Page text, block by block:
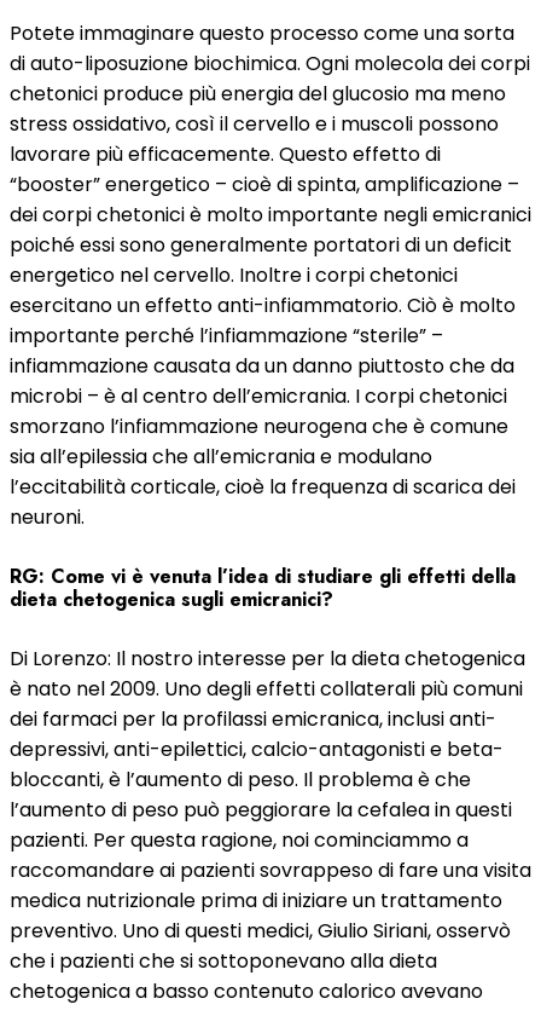
Potete immaginare questo processo come una sorta
di auto-liposuzione biochimica. Ogni molecola dei corpi
chetonici produce più energia del glucosio ma meno
stress ossidativo, così il cervello e i muscoli possono
lavorare più efficacemente. Questo effetto di
“booster” energetico – cioè di spinta, amplificazione –
dei corpi chetonici è molto importante negli emicranici
poiché essi sono generalmente portatori di un deficit
energetico nel cervello. Inoltre i corpi chetonici
esercitano un effetto anti-infiammatorio. Ciò è molto
importante perché l’infiammazione “sterile” –
infiammazione causata da un danno piuttosto che da
microbi – è al centro dell’emicrania. I corpi chetonici
smorzano l’infiammazione neurogena che è comune
sia all’epilessia che all’emicrania e modulano
l’eccitabilità corticale, cioè la frequenza di scarica dei
neuroni.
RG: Come vi è venuta l’idea di studiare gli effetti della
dieta chetogenica sugli emicranici?
Di Lorenzo: Il nostro interesse per la dieta chetogenica
è nato nel 2009. Uno degli effetti collaterali più comuni
dei farmaci per la profilassi emicranica, inclusi anti-
depressivi, anti-epilettici, calcio-antagonisti e beta-
bloccanti, è l’aumento di peso. Il problema è che
l’aumento di peso può peggiorare la cefalea in questi
pazienti. Per questa ragione, noi cominciammo a
raccomandare ai pazienti sovrappeso di fare una visita
medica nutrizionale prima di iniziare un trattamento
preventivo. Uno di questi medici, Giulio Siriani, osservò
che i pazienti che si sottoponevano alla dieta
chetogenica a basso contenuto calorico avevano